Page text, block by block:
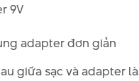
9V
adapter đơn giản
giữa sạc và adapter là